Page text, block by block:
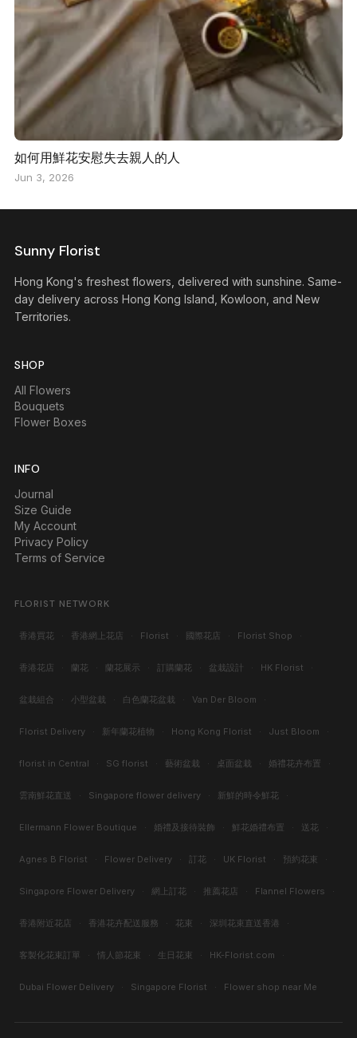
如何用鮮花安慰失去親人的人
Jun 3, 2026
Sunny Florist
Hong Kong's freshest flowers, delivered with sunshine. Same-
day delivery across Hong Kong Island, Kowloon, and New
Territories.
SHOP
All Flowers
Bouquets
Flower Boxes
INFO
Journal
Size Guide
My Account
Privacy Policy
Terms of Service
FLORIST NETWORK
香港買花 · 香港網上花店 · Florist · 國際花店 · Florist Shop ·
香港花店 · 蘭花 · 蘭花展示 · 訂購蘭花 · 盆栽設計 · HK Florist ·
盆栽組合 · 小型盆栽 · 白色蘭花盆栽 · Van Der Bloom ·
Florist Delivery · 新年蘭花植物 · Hong Kong Florist · Just Bloom ·
florist in Central · SG florist · 藝術盆栽 · 桌面盆栽 · 婚禮花卉布置 ·
雲南鮮花直送 · Singapore flower delivery · 新鮮的時令鮮花 ·
Ellermann Flower Boutique · 婚禮及接待裝飾 · 鮮花婚禮布置 · 送花 ·
Agnes B Florist · Flower Delivery · 訂花 · UK Florist · 預約花束 ·
Singapore Flower Delivery · 網上訂花 · 推薦花店 · Flannel Flowers ·
香港附近花店 · 香港花卉配送服務 · 花束 · 深圳花束直送香港 ·
客製化花束訂單 · 情人節花束 · 生日花束 · HK-Florist.com ·
Dubai Flower Delivery · Singapore Florist · Flower shop near Me